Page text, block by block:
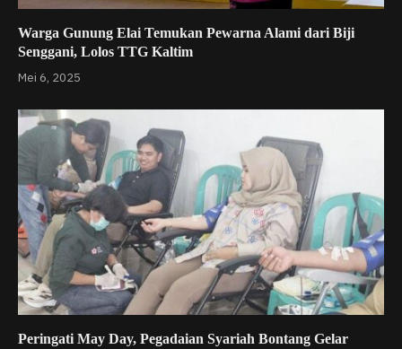
Warga Gunung Elai Temukan Pewarna Alami dari Biji
Senggani, Lolos TTG Kaltim
Mei 6, 2025
Peringati May Day, Pegadaian Syariah Bontang Gelar